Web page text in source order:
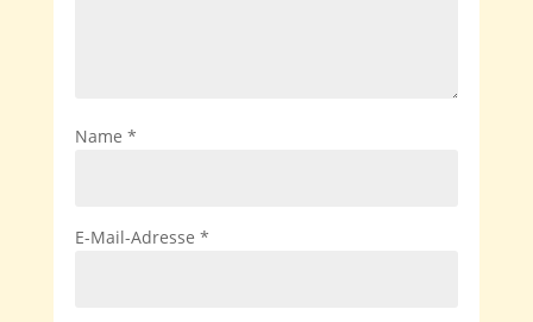
Name *
E-Mail-Adresse *